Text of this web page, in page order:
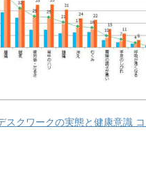
スクワークの実態と健康意識